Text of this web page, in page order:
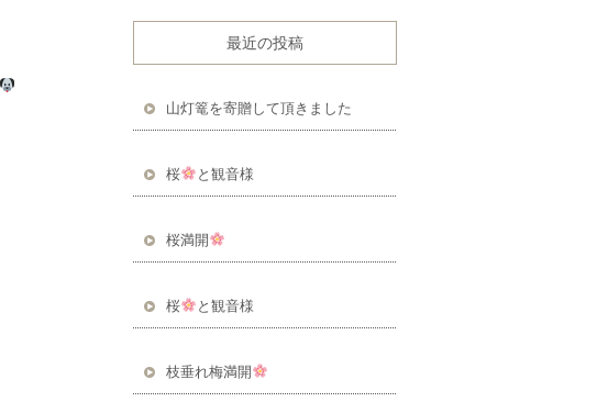
最近の投稿
山灯篭を寄贈して頂きました
桜 と観音様
桜満開
桜 と観音様
枝垂れ梅満開